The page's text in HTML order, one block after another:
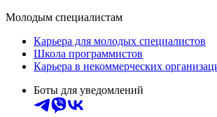
Молодым специалистам
Карьера для молодых специалистов
Школа программистов
Карьера в некоммерческих
Боты для уведомлений